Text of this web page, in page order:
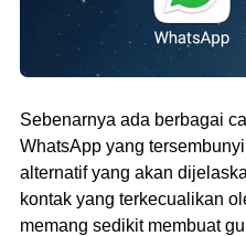
Sebenarnya ada berbagai
WhatsApp yang
alternatif yang akan
kontak yang terkecualikan
memang sedikit membuat